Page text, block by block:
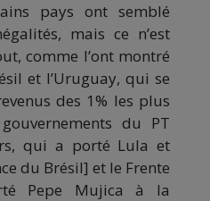
pays ont semblé
mais ce n’est
comme l’ont montré
et l’Uruguay, qui se
des 1% les plus
du PT
qui a porté Lula et
du Brésil] et le Frente
Pepe Mujica à la